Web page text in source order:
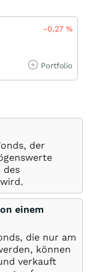
-0,27%
Portfolio
der
des
einem
die nur am
können
verkauft